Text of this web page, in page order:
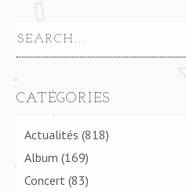
CATÉGORIES
Actualités (818)
Album (169)
Concert (83)